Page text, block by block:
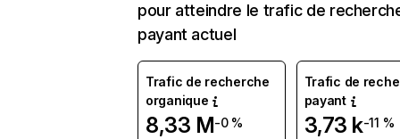
pour atteindre le trafic de
payant actuel
Trafic de recherche
organique
8,33 M-0 %
Trafic de
payant
3,73 k-11 %